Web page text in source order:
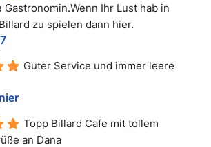
Ihr Lust hab in
zu spielen dann hier.
Guter Service und immer leere
Topp Billard Cafe mit tollem
an Dana